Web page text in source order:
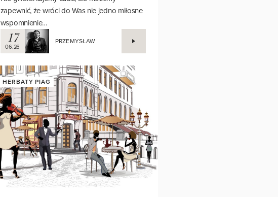
Nie gwarantujemy cudu, ale możemy
zapewnić, że wróci do Was nie jedno miłosne
wspomnienie…
17
06.26
HERBATY PIAG